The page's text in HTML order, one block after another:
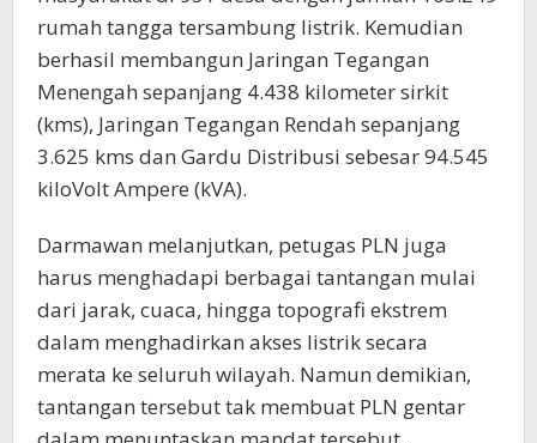
rumah tangga tersambung listrik. Kemudian
berhasil membangun Jaringan Tegangan
Menengah sepanjang 4.438 kilometer sirkit
(kms), Jaringan Tegangan Rendah sepanjang
3.625 kms dan Gardu Distribusi sebesar 94.545
kiloVolt Ampere (kVA).
Darmawan melanjutkan, petugas PLN juga
harus menghadapi berbagai tantangan mulai
dari jarak, cuaca, hingga topografi ekstrem
dalam menghadirkan akses listrik secara
merata ke seluruh wilayah. Namun demikian,
tantangan tersebut tak membuat PLN gentar